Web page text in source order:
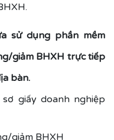
sử dụng phần mềm
giảm BHXH trực tiếp
bàn.
giấy doanh nghiệp
giảm BHXH